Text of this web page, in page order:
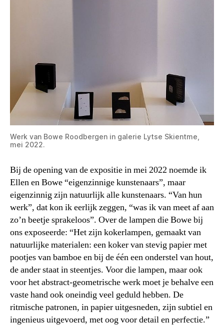
Werk van Bowe Roodbergen in galerie Lytse Skientme,
mei 2022.
Bij de opening van de expositie in mei 2022 noemde ik
Ellen en Bowe “eigenzinnige kunstenaars”, maar
eigenzinnig zijn natuurlijk alle kunstenaars. “Van hun
werk”, dat kon ik eerlijk zeggen, “was ik van meet af aan
zo’n beetje sprakeloos”. Over de lampen die Bowe bij
ons exposeerde: “Het zijn kokerlampen, gemaakt van
natuurlijke materialen: een koker van stevig papier met
pootjes van bamboe en bij de één een onderstel van hout,
de ander staat in steentjes. Voor die lampen, maar ook
voor het abstract-geometrische werk moet je behalve een
vaste hand ook oneindig veel geduld hebben. De
ritmische patronen, in papier uitgesneden, zijn subtiel en
ingenieus uitgevoerd, met oog voor detail en perfectie.”